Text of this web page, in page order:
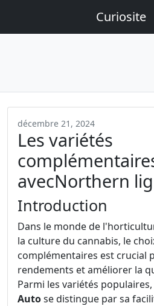
Curiosite
décembre 21, 2024
Les variétés
avecNorthern
Introduction
Dans le monde de
la culture du cannabis, le
complémentaires est crucial
rendements et améliorer la
Parmi les variétés populaires,
Autose distingue par sa